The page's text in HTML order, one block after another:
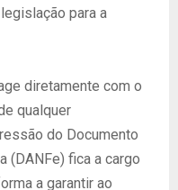
para a
diretamente com o
qualquer
do Documento
(DANFe) fica a cargo
a garantir ao